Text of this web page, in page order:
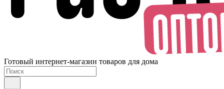
Готовый интернет-магазин товаров для дома